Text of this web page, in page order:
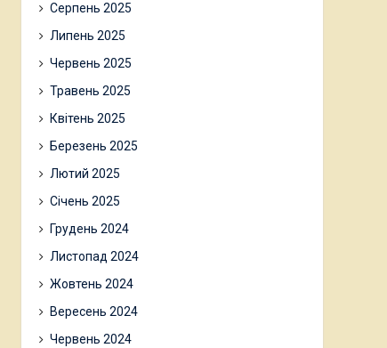
Серпень 2025
Липень 2025
Червень 2025
Травень 2025
Квітень 2025
Березень 2025
Лютий 2025
Січень 2025
Грудень 2024
Листопад 2024
Жовтень 2024
Вересень 2024
Червень 2024